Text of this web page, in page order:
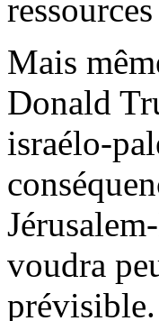
Mais
Donald
israélo-
voudra